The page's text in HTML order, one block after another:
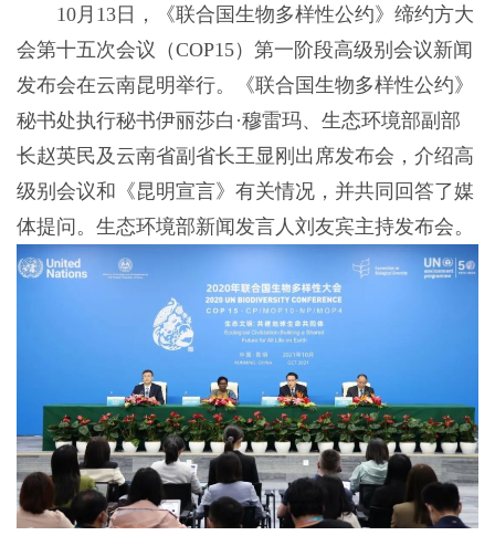
10月13日，《联合国生物多样性公约》缔约方大
会第十五次会议（COP15）第一阶段高级别会议新闻
发布会在云南昆明举行。《联合国生物多样性公约》
秘书处执行秘书伊丽莎白·穆雷玛、生态环境部副部
长赵英民及云南省副省长王显刚出席发布会，介绍高
级别会议和《昆明宣言》有关情况，并共同回答了媒
体提问。生态环境部新闻发言人刘友宾主持发布会。